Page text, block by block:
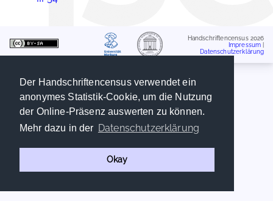
Der Handschriftencensus verwendet ein
anonymes Statistik-Cookie, um die Nutzung
der Online-Präsenz auswerten zu können.
Mehr dazu in der Datenschutzerklärung
Okay
Handschriftencensus 2026
Impressum
Datenschutzerklärung